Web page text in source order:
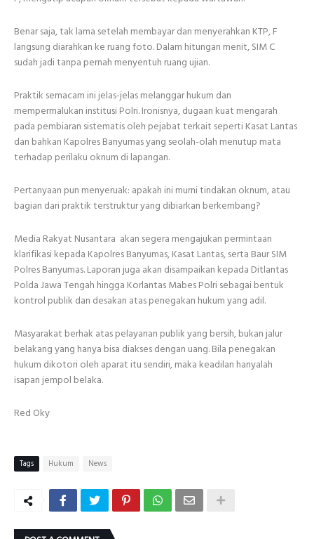
Benar saja, tak lama setelah membayar dan menyerahkan KTP, F
langsung diarahkan ke ruang foto. Dalam hitungan menit, SIM C
sudah jadi tanpa pernah menyentuh ruang ujian.
Praktik semacam ini jelas-jelas melanggar hukum dan
mempermalukan institusi Polri. Ironisnya, dugaan kuat mengarah
pada pembiaran sistematis oleh pejabat terkait seperti Kasat Lantas
dan bahkan Kapolres Banyumas yang seolah-olah menutup mata
terhadap perilaku oknum di lapangan.
Pertanyaan pun menyeruak: apakah ini murni tindakan oknum, atau
bagian dari praktik terstruktur yang dibiarkan berkembang?
Media Rakyat Nusantara akan segera mengajukan permintaan
klarifikasi kepada Kapolres Banyumas, Kasat Lantas, serta Baur SIM
Polres Banyumas. Laporan juga akan disampaikan kepada Ditlantas
Polda Jawa Tengah hingga Korlantas Mabes Polri sebagai bentuk
kontrol publik dan desakan atas penegakan hukum yang adil.
Masyarakat berhak atas pelayanan publik yang bersih, bukan jalur
belakang yang hanya bisa diakses dengan uang. Bila penegakan
hukum dikotori oleh aparat itu sendiri, maka keadilan hanyalah
isapan jempol belaka.
Red Oky
Tags Hukum News